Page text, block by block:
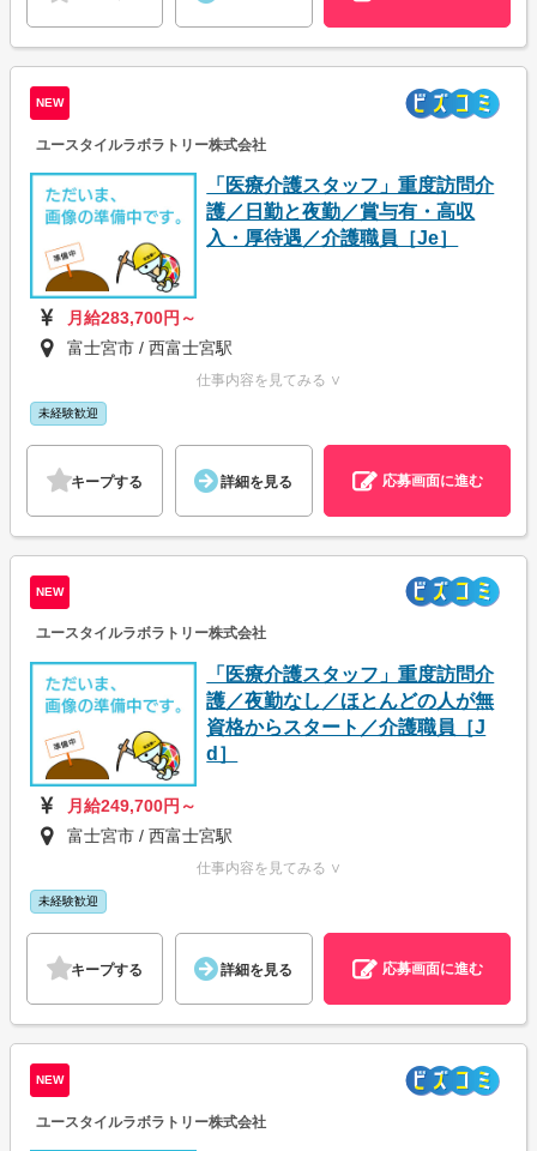
NEW
ユースタイルラボラトリー株式会社
「医療介護スタッフ」重度訪問介
護／日勤と夜勤／賞与有・高収
入・厚待遇／介護職員［Je］
月給283,700円～
富士宮市 / 西富士宮駅
仕事内容を見てみる ∨
未経験歓迎
キープする 詳細を見る 応募画面に進む
NEW
ユースタイルラボラトリー株式会社
「医療介護スタッフ」重度訪問介
護／夜勤なし／ほとんどの人が無
資格からスタート／介護職員［J
d］
月給249,700円～
富士宮市 / 西富士宮駅
仕事内容を見てみる ∨
未経験歓迎
キープする 詳細を見る 応募画面に進む
NEW
ユースタイルラボラトリー株式会社